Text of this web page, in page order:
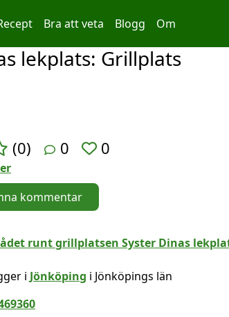
Bra att veta Blogg Om
lekplats: Grillplats
(0) 0 0
kommentar
i Jönköping i Jönköpings län